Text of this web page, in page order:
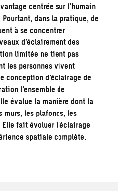
centrée sur l’humain
dans la pratique, de
à se concentrer
d’éclairement des
limitée ne tient pas
les personnes vivent
conception d’éclairage de
l’ensemble de
évalue la manière dont la
les plafonds, les
fait évoluer l’éclairage
spatiale complète.